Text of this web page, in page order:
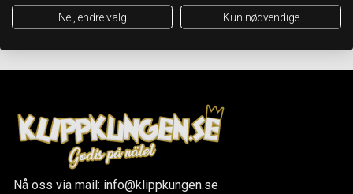
Nå oss via mail: info@klippkungen.se
Nei, endre valg Kun nødvendige